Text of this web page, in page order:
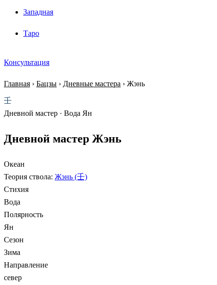
Западная
Таро
Консультация
Главная › Бацзы › Дневные мастера › Жэнь
壬
Дневной мастер · Вода Ян
Дневной мастер Жэнь
Океан
Теория ствола: Жэнь (壬)
Стихия
Вода
Полярность
Ян
Сезон
Зима
Направление
север